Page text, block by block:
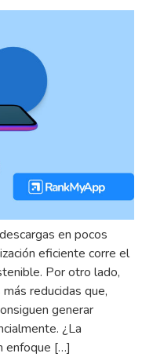
en pocos
eficiente corre el
Por otro lado,
reducidas que,
generar
¿La
enfoque […]